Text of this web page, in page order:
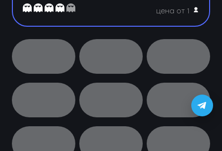
цена от 1